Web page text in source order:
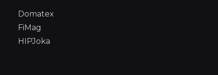
Domatex
FiMag
HIPJoka